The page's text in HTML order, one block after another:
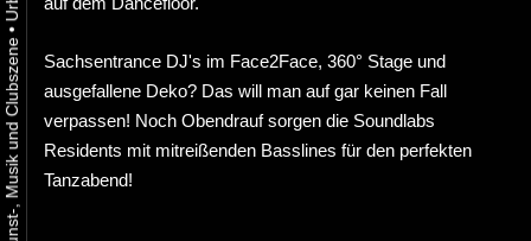
•
Sachsentrance DJ's im Face2Face, 360° Stage und
ausgefallene Deko? Das will man auf gar keinen Fall
verpassen! Noch Obendrauf sorgen die Soundlabs
Residents mit mitreißenden Basslines für den perfekten
Tanzabend!